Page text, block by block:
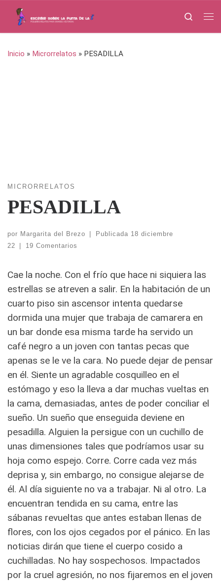
Saltar al contenido
Search
Inicio » Microrrelatos » PESADILLA
MICRORRELATOS
PESADILLA
por Margarita del Brezo | Publicada 18 diciembre
22
| 19 Comentarios
Cae la noche. Con el frío que hace ni siquiera las
estrellas se atreven a salir. En la habitación de un
cuarto piso sin ascensor intenta quedarse
dormida una mujer que trabaja de camarera en
un bar donde esa misma tarde ha servido un
café negro a un joven con tantas pecas que
apenas se le ve la cara. No puede dejar de pensar
en él. Siente un agradable cosquilleo en el
estómago y eso la lleva a dar muchas vueltas en
la cama, demasiadas, antes de poder conciliar el
sueño. Un sueño que enseguida deviene en
pesadilla. Alguien la persigue con un cuchillo de
unas dimensiones tales que podríamos usar su
hoja como espejo. Corre. Corre cada vez más
deprisa y, sin embargo, no consigue alejarse de
él. Al día siguiente no va a trabajar. Ni al otro. La
encuentran tendida en su cama, entre las
sábanas revueltas que antes estaban llenas de
flores, con los ojos cegados por el pánico. En las
noticias dirán que tiene el cuerpo cosido a
cuchilladas. No hay sospechosos. Impactados
por la cruel agresión, no nos fijaremos en el joven